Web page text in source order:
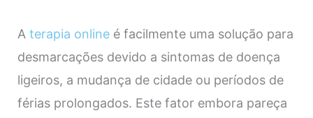
A terapia online é facilmente uma solução para
desmarcações devido a sintomas de doença
ligeiros, a mudança de cidade ou períodos de
férias prolongados. Este fator embora pareça